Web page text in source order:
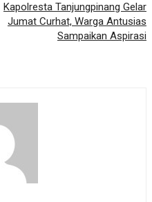
Kapolresta Tanjungpinang Gelar
Jumat Curhat, Warga Antusias
Sampaikan Aspirasi